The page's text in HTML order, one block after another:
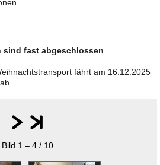
sind fast abgeschlossen
fährt am 16.12.2025